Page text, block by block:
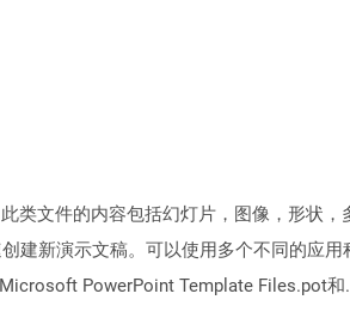
类文件的内容包括幻灯片，图像，形状，
建新演示文稿。可以使用多个不同的应用
PowerPoint Template Files.pot和